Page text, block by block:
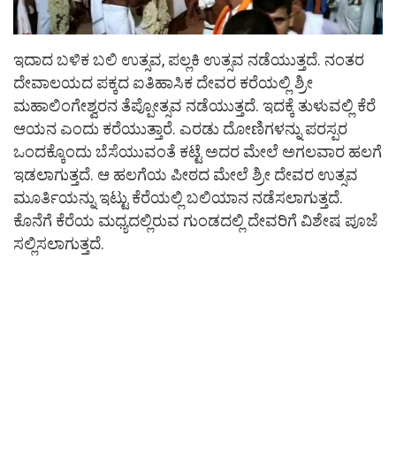
ಇದಾದ ಬಳಿಕ ಬಲಿ ಉತ್ಸವ, ಪಲ್ಲಕಿ ಉತ್ಸವ ನಡೆಯುತ್ತದೆ. ನಂತರ
ದೇವಾಲಯದ ಪಕ್ಕದ ಐತಿಹಾಸಿಕ ದೇವರ ಕರೆಯಲ್ಲಿ ಶ್ರೀ
ಮಹಾಲಿಂಗೇಶ್ವರನ ತೆಪ್ಪೋತ್ಸವ ನಡೆಯುತ್ತದೆ. ಇದಕ್ಕೆ ತುಳುವಲ್ಲಿ ಕೆರೆ
ಆಯನ ಎಂದು ಕರೆಯುತ್ತಾರೆ. ಎರಡು ದೋಣಿಗಳನ್ನು ಪರಸ್ಪರ
ಒಂದಕ್ಕೊಂದು ಬೆಸೆಯುವಂತೆ ಕಟ್ಟೆ ಅದರ ಮೇಲೆ ಅಗಲವಾರ ಹಲಗೆ
ಇಡಲಾಗುತ್ತದೆ. ಆ ಹಲಗೆಯ ಪೀಠದ ಮೇಲೆ ಶ್ರೀ ದೇವರ ಉತ್ಸವ
ಮೂರ್ತಿಯನ್ನು ಇಟ್ಟು ಕೆರೆಯಲ್ಲಿ ಬಲಿಯಾನ ನಡೆಸಲಾಗುತ್ತದೆ.
ಕೊನೆಗೆ ಕೆರೆಯ ಮಧ್ಯದಲ್ಲಿರುವ ಗುಂಡದಲ್ಲಿ ದೇವರಿಗೆ ವಿಶೇಷ ಪೂಜೆ
ಸಲ್ಲಿಸಲಾಗುತ್ತದೆ.